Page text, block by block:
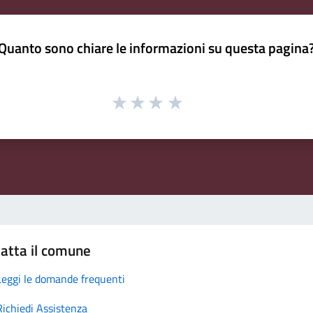
sono chiare le informazioni su questa
il comune
le domande frequenti
Assistenza